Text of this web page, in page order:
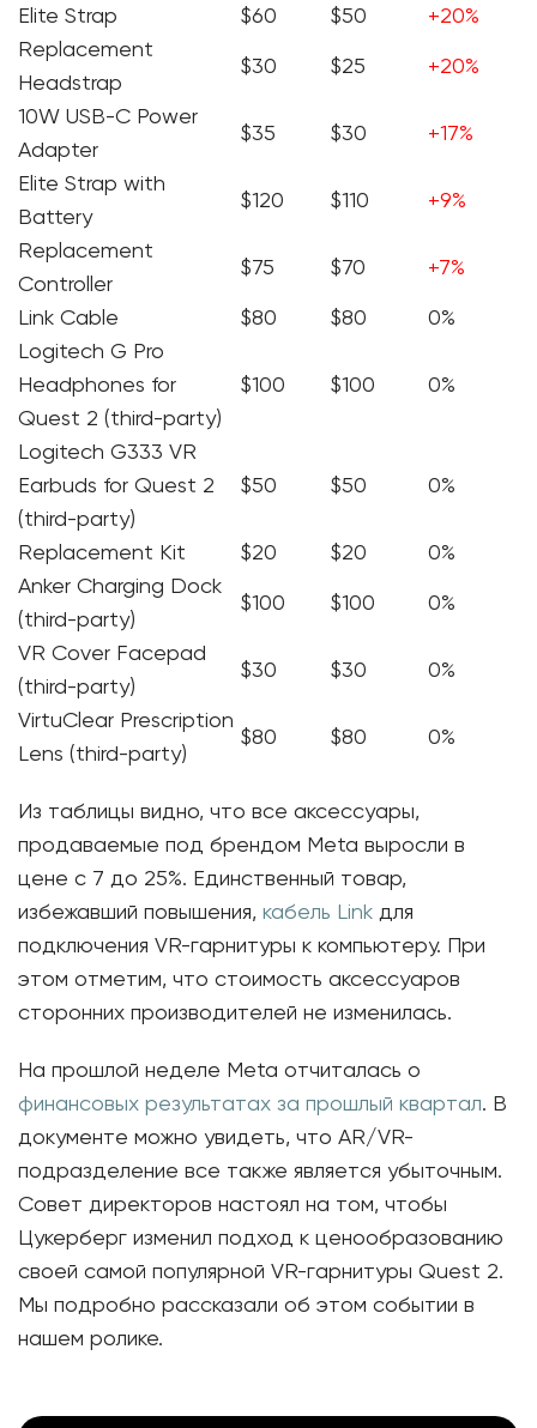
Elite Strap
$60 $50
+20%
Replacement
Headstrap
$30 $25 +20%
10W USB-C Power
Adapter
$35 $30 +17%
Elite Strap with
Battery
$120 $110 +9%
Replacement
Controller
$75 $70 +7%
Link Cable $80 $80
0%
Logitech G Pro
Headphones for
Quest 2 (third-party)
$100 $100 0%
Logitech G333 VR
Earbuds for Quest 2
(third-party)
$50 $50 0%
Replacement Kit $20 $20
0%
Anker Charging Dock
(third-party)
$100 $100 0%
VR Cover Facepad
(third-party)
$30 $30 0%
VirtuClear Prescription
Lens (third-party)
$80 $80 0%
Из таблицы видно, что все аксессуары,
продаваемые под брендом Meta выросли в
цене с 7 до 25%. Единственный товар,
избежавший повышения, кабель Link для
подключения VR-гарнитуры к компьютеру. При
этом отметим, что стоимость аксессуаров
сторонних производителей не изменилась.
На прошлой неделе Meta отчиталась о
финансовых результатах за прошлый квартал. В
документе можно увидеть, что AR/VR-
подразделение все также является убыточным.
Совет директоров настоял на том, чтобы
Цукерберг изменил подход к ценообразованию
своей самой популярной VR-гарнитуры Quest 2.
Мы подробно рассказали об этом событии в
нашем ролике.